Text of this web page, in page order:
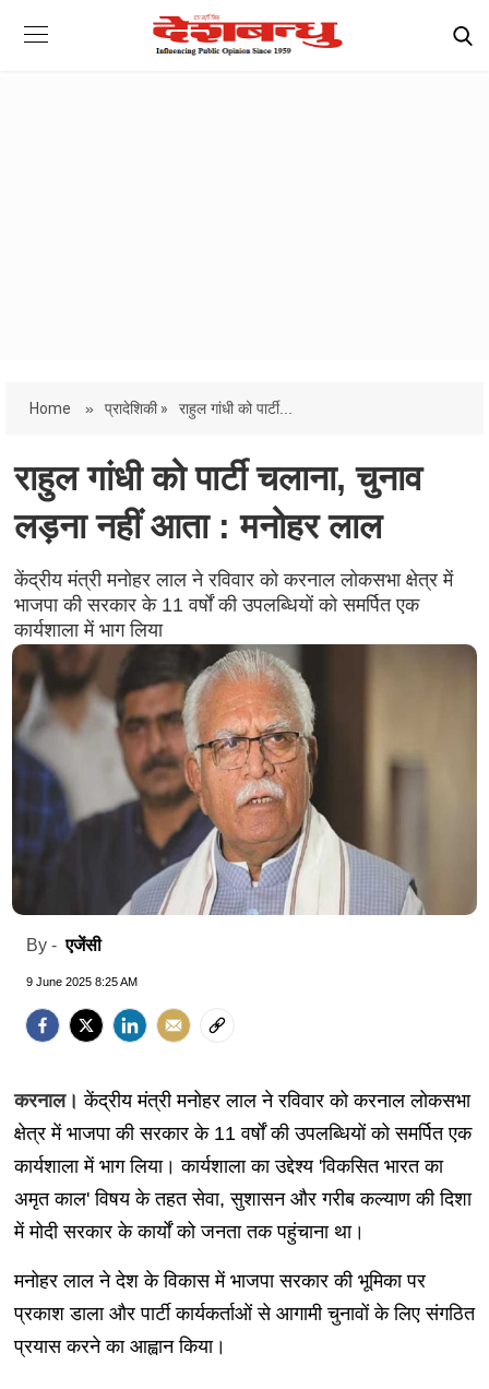
Home » प्रादेशिकी » राहुल गांधी को पार्टी...
राहुल गांधी को पार्टी चलाना, चुनाव
लड़ना नहीं आता : मनोहर लाल
केंद्रीय मंत्री मनोहर लाल ने रविवार को करनाल लोकसभा क्षेत्र में
भाजपा की सरकार के 11 वर्षों की उपलब्धियों को समर्पित एक
कार्यशाला में भाग लिया
By -एजेंसी
9 June 2025 8:25 AM
करनाल। केंद्रीय मंत्री मनोहर लाल ने रविवार को करनाल लोकसभा
क्षेत्र में भाजपा की सरकार के 11 वर्षों की उपलब्धियों को समर्पित एक
कार्यशाला में भाग लिया। कार्यशाला का उद्देश्य 'विकसित भारत का
अमृत काल' विषय के तहत सेवा, सुशासन और गरीब कल्याण की दिशा
में मोदी सरकार के कार्यों को जनता तक पहुंचाना था।
मनोहर लाल ने देश के विकास में भाजपा सरकार की भूमिका पर
प्रकाश डाला और पार्टी कार्यकर्ताओं से आगामी चुनावों के लिए संगठित
प्रयास करने का आह्वान किया।